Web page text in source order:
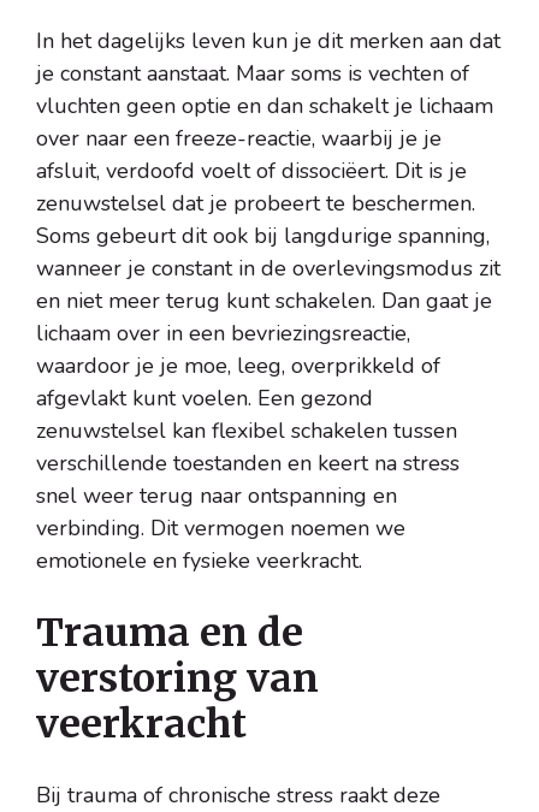
In het dagelijks leven kun je dit merken aan dat
je constant aanstaat. Maar soms is vechten of
vluchten geen optie en dan schakelt je lichaam
over naar een freeze-reactie, waarbij je je
afsluit, verdoofd voelt of dissociëert. Dit is je
zenuwstelsel dat je probeert te beschermen.
Soms gebeurt dit ook bij langdurige spanning,
wanneer je constant in de overlevingsmodus zit
en niet meer terug kunt schakelen. Dan gaat je
lichaam over in een bevriezingsreactie,
waardoor je je moe, leeg, overprikkeld of
afgevlakt kunt voelen. Een gezond
zenuwstelsel kan flexibel schakelen tussen
verschillende toestanden en keert na stress
snel weer terug naar ontspanning en
verbinding. Dit vermogen noemen we
emotionele en fysieke veerkracht.
Trauma en de
verstoring van
veerkracht
Bij trauma of chronische stress raakt deze